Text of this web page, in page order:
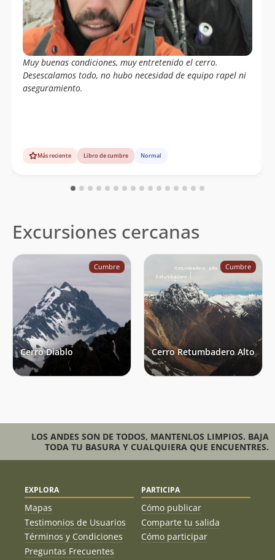
Muy buenas condiciones, muy entretenido el cerro.
Desescalamos todo, no hubo necesidad de equipo rapel ni
aseguramiento.
Más reciente Libro de cumbre Normal
Excursiones cercanas
Cumbre
Cerro Diablo
Cumbre
Cerro Retumbadero Alto
LOS ANDES SON DE TODOS, MANTENLOS LIMPIOS. BAJA
TODA TU BASURA Y CUALQUIERA QUE ENCUENTRES.
EXPLORA
Mapas
Testimonios de Usuarios
Términos y Condiciones
Preguntas Frecuentes
PARTICIPA
Cómo publicar
Comparte tu salida
Cómo participar